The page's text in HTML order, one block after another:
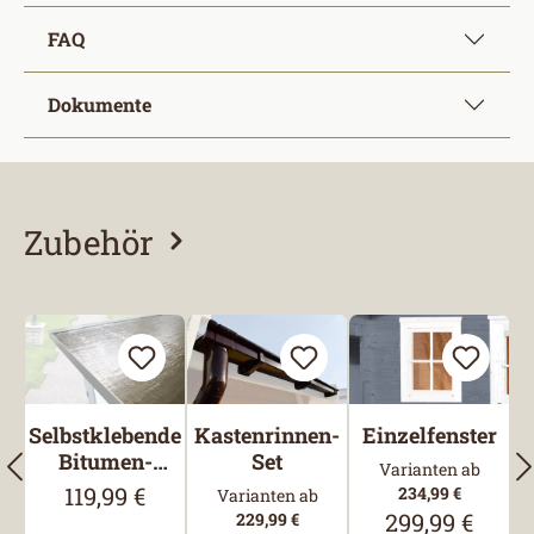
FAQ
Dokumente
Zubehör
Selbstklebende
Bitumen-
Dachbahn
Regulärer Preis:
119,99 €
Kastenrinnen-
Set
Varianten ab
229,99 €
Einzelfenster
Varianten ab
234,99 €
Regulärer
299,99 €